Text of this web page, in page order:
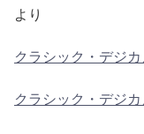
より
クラシック・デジ
クラシック・デジ